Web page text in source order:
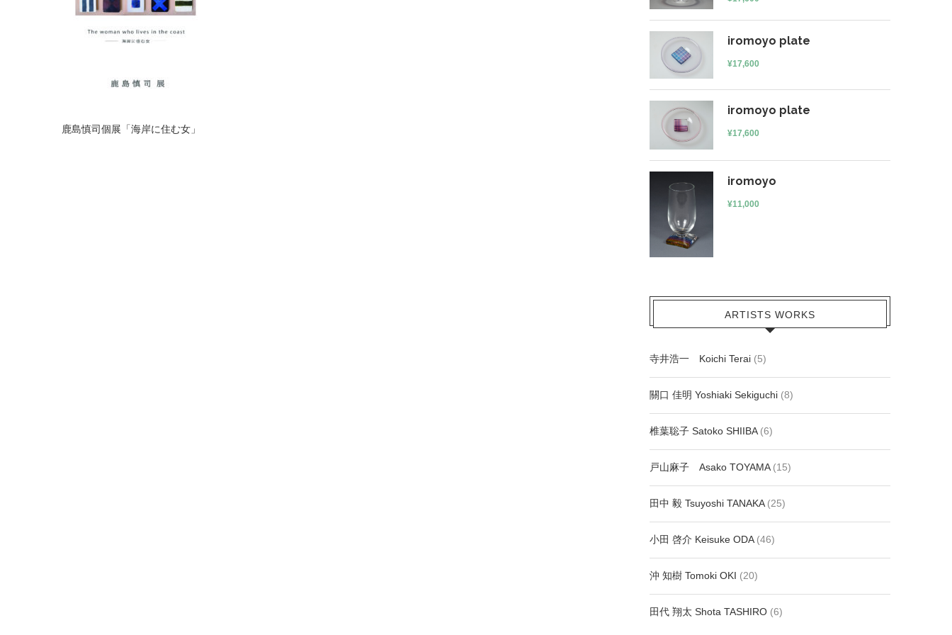
鹿島慎司個展「海岸に住む女」
iromoyo plate
¥17,600
iromoyo plate
¥17,600
iromoyo
¥11,000
ARTISTS WORKS
寺井浩一 Koichi Terai (5)
關口 佳明 Yoshiaki Sekiguchi (8)
椎葉聡子 Satoko SHIIBA (6)
戸山麻子 Asako TOYAMA (15)
田中 毅 Tsuyoshi TANAKA (25)
小田 啓介 Keisuke ODA (46)
沖 知樹 Tomoki OKI (20)
田代 翔太 Shota TASHIRO (6)